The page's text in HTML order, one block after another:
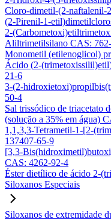
Cloro-dimetil-(2-naftalenil-
(2-Pirenil-1-
2-
Aliltrimetilsilano CAS:
Monometil (etilenoglicol)
Ácido (2-
21-6
3-(2-
50-4
Sal trissódico de triacetato
(solução a 35% em água)
1,1,3,3-Tetrametil-1-[2-
137407-65-9
[3,3-
CAS: 4262-92-4
Éster dietílico de ácido 2-
Siloxanos Especiais
Siloxanos de extremidade